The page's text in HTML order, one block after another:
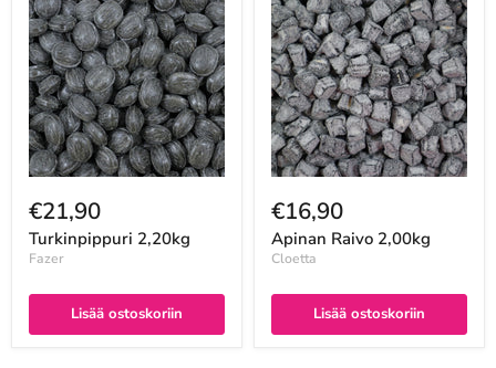
€21,90
Turkinpippuri 2,20kg
Fazer
Lisää ostoskoriin
€16,90
Apinan Raivo 2,00kg
Cloetta
Lisää ostoskoriin